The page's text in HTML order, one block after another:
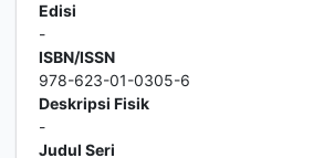
Edisi
-
ISBN/ISSN
978-623-01-0305-6
Deskripsi Fisik
-
Judul Seri